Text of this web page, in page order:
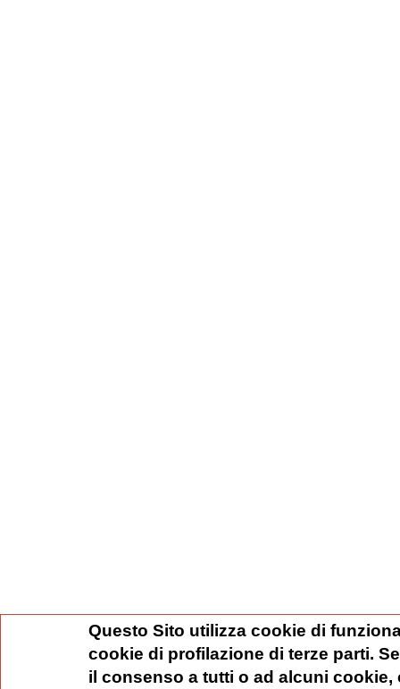
Questo Sito utilizza cookie di
cookie di profilazione di terze parti.
il consenso a tutti o ad alcuni